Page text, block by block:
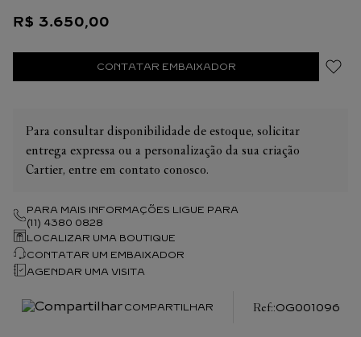
R$ 3.650,00
CONTATAR EMBAIXADOR
Para consultar disponibilidade de estoque, solicitar
entrega expressa ou a personalização da sua criação
Cartier, entre em contato conosco.
PARA MAIS INFORMAÇÕES LIGUE PARA
(11) 4380 0828
LOCALIZAR UMA BOUTIQUE
CONTATAR UM EMBAIXADOR
AGENDAR UMA VISITA
COMPARTILHAR :OG001096